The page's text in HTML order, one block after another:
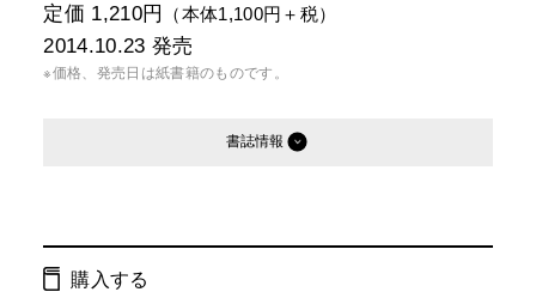
定価 1,210円 （本体1,100円＋税）
2014.10.23 発売
※価格、発売日は紙書籍のものです。
書誌情報
ページ数：
購入する